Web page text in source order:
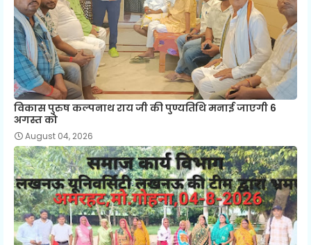
विकास पुरुष कल्पनाथ राय जी की पुण्यतिथि मनाई जाएगी 6
अगस्त को
August 04, 2026